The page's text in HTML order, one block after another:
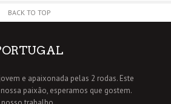
BACK TO TOP
e apaixonada pelas 2 rodas. Este
paixão, esperamos que gostem.